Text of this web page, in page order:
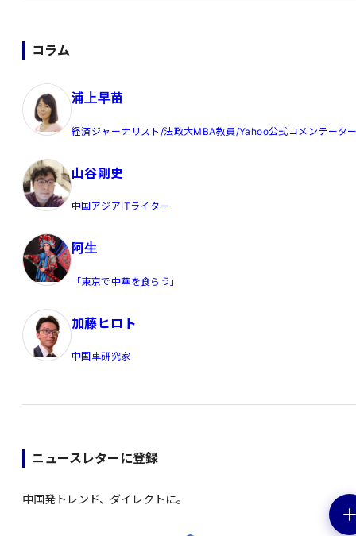
コラム
浦上早苗
経済ジャーナリスト/法政大MBA教員/Yahoo公式コメンテータ
山谷剛史
中国アジアITライター
阿生
「東京で中華を食らう」
加藤ヒロト
中国車研究家
ニュースレターに登録
中国発トレンド、ダイレクトに。